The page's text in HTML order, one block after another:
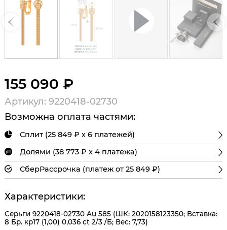
155 090 ₽
Артикул: 9220418-02730
Возможна оплата частями:
Сплит (25 849 ₽ х 6 платежей)
Долями (38 773 ₽ х 4 платежа)
СберРассрочка (платеж от 25 849 ₽)
Характеристики:
Серьги 9220418-02730 Au 585 (ШК: 2020158123350; Вставка:
8 Бр. кр17 (1,00) 0,036 ct 2/3 /Б; Вес: 7,73)